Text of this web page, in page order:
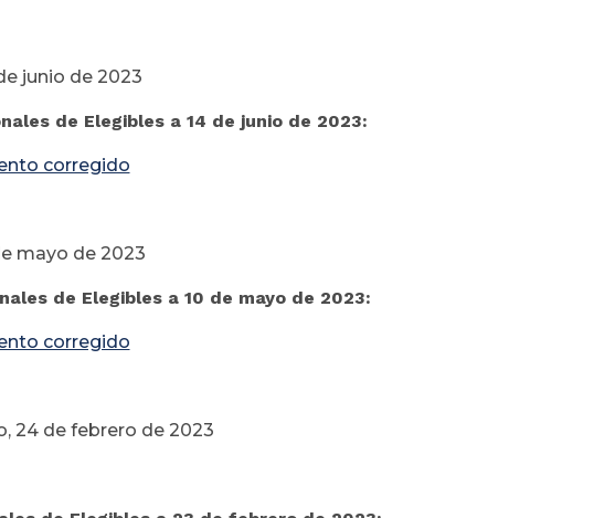
junio de 2023
de Elegibles a 14 de junio de 2023:
corregido
mayo de 2023
de Elegibles a 10 de mayo de 2023:
corregido
24 de febrero de 2023